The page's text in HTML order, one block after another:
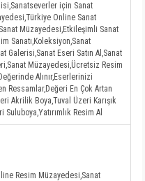
için Sanat
Online Sanat
Müzayedesi,Etkileşimli Sanat
Sanatı,Koleksiyon,Sanat
Galerisi,Sanat Eseri Satın Al,Sanat
Müzayedesi,Ücretsiz Resim
Alınır,Eserlerinizi
Ressamlar,Değeri En Çok Artan
Akrilik Boya,Tuval Üzeri Karışık
Resim Al
Resim Müzayedesi,Sanat